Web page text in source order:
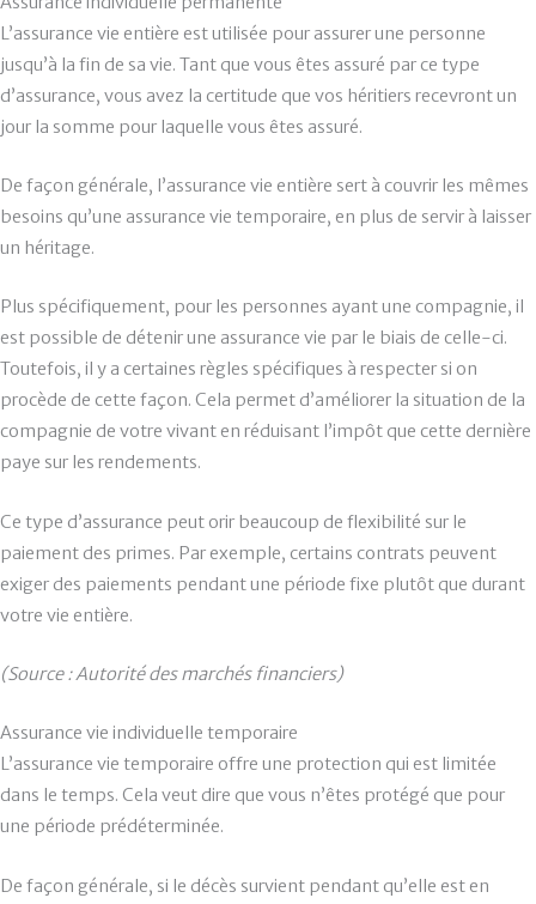
L’assurance vie entière est utilisée pour assurer une personne
jusqu’à la fin de sa vie. Tant que vous êtes assuré par ce type
d’assurance, vous avez la certitude que vos héritiers recevront un
jour la somme pour laquelle vous êtes assuré.
De façon générale, l’assurance vie entière sert à couvrir les mêmes
besoins qu’une assurance vie temporaire, en plus de servir à laisser
un héritage.
Plus spécifiquement, pour les personnes ayant une compagnie, il
est possible de détenir une assurance vie par le biais de celle-ci.
Toutefois, il y a certaines règles spécifiques à respecter si on
procède de cette façon. Cela permet d’améliorer la situation de la
compagnie de votre vivant en réduisant l’impôt que cette dernière
paye sur les rendements.
Ce type d’assurance peut orir beaucoup de flexibilité sur le
paiement des primes. Par exemple, certains contrats peuvent
exiger des paiements pendant une période fixe plutôt que durant
votre vie entière.
(Source : Autorité des marchés financiers)
Assurance vie individuelle temporaire
L’assurance vie temporaire offre une protection qui est limitée
dans le temps. Cela veut dire que vous n’êtes protégé que pour
une période prédéterminée.
De façon générale, si le décès survient pendant qu’elle est en